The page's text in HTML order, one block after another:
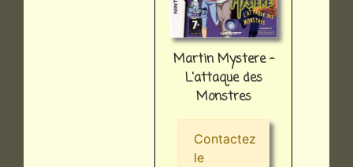
Martin Mystere -
L'attaque des
Monstres
Contactez
le